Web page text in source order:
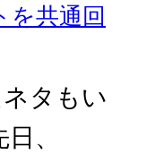
を共通回
タもい
、